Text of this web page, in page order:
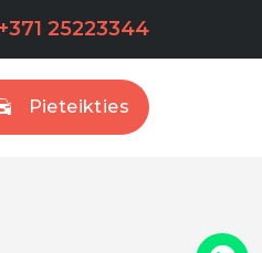
+371 25223344
Pieteikties